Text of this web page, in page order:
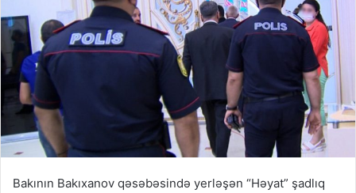
Bakının Bakıxanov qəsəbəsində yerləşən “Həyat” şadlıq